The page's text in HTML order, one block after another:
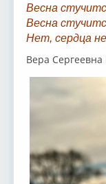
Весна
Весна
Нет, сердца
Вера Сергеевна